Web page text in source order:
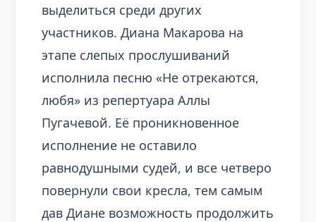
выделиться среди других
участников. Диана Макарова на
этапе слепых прослушиваний
исполнила песню «Не отрекаются,
любя» из репертуара Аллы
Пугачевой. Её проникновенное
исполнение не оставило
равнодушными судей, и все четверо
повернули свои кресла, тем самым
дав Диане возможность продолжить